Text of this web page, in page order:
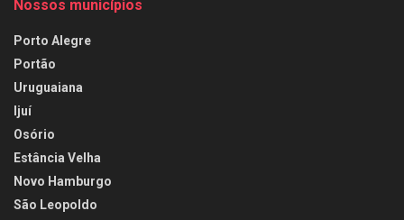
Nossos municípios
Porto Alegre
Portão
Uruguaiana
Ijuí
Osório
Estância Velha
Novo Hamburgo
São Leopoldo